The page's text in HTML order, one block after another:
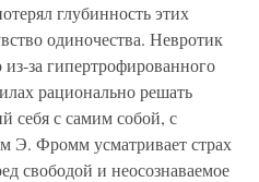
глубинность этих
одиночества. Невротик
за гипертрофированного
рационально решать
себя с самим собой, с
Фромм усматривает страх
свободой и неосознаваемое